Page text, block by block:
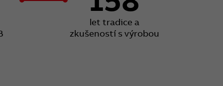
let tradice a
zkušeností s výrobou